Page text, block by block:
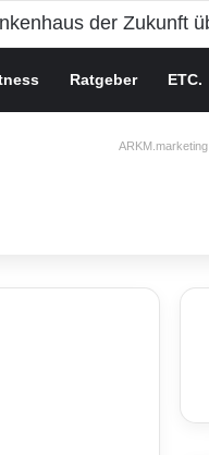
Ratgeber ETC.
ARKM.marketing